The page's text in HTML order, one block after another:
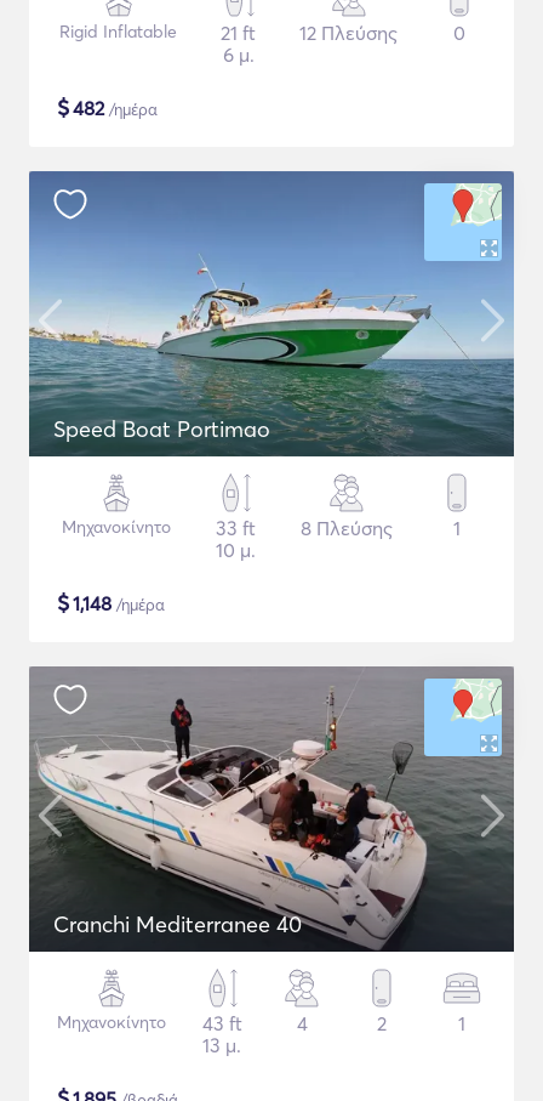
Rigid Inflatable
21 ft
6 μ.
12 Πλεύσης 0
$482/ημέρα
Speed Boat Portimao
Μηχανοκίνητο
33 ft
10 μ.
8 Πλεύσης 1
$1,148 /ημέρα
Cranchi Mediterranee 40
Μηχανοκίνητο
43 ft
13 μ.
4 2 1